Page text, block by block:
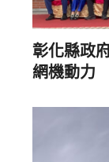
彰化縣政
網機動力